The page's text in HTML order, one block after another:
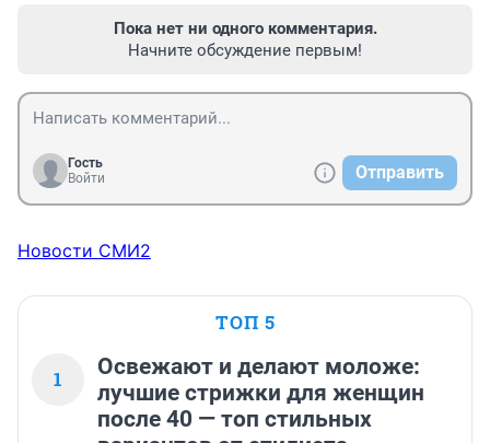
Пока нет ни одного комментария.
Начните обсуждение первым!
Гость
Войти
Отправить
Новости СМИ2
ТОП 5
1
Освежают и делают моложе:
лучшие стрижки для женщин
после 40 — топ стильных